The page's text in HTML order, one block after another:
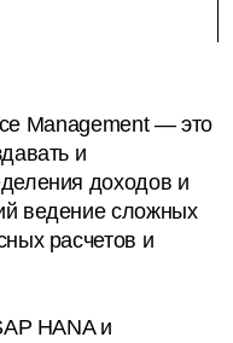
Management — это
и
доходов и
ведение сложных
расчетов и
HANA и